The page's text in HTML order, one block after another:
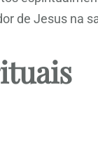
de Jesus na